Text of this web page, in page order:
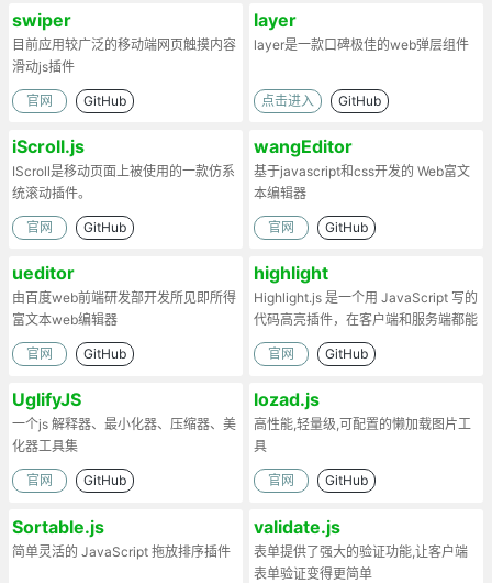
swiper
目前应用较广泛的移动端网页触摸内容
滑动js插件
官网 GitHub
layer
layer是一款口碑极佳的web弹层组件
点击进入 GitHub
iScroll.js
IScroll是移动页面上被使用的一款仿系
统滚动插件。
官网 GitHub
wangEditor
基于javascript和css开发的 Web富文
本编辑器
官网 GitHub
ueditor
由百度web前端研发部开发所见即所得
富文本web编辑器
官网 GitHub
highlight
Highlight.js 是一个用 JavaScript 写的
代码高亮插件，在客户端和服务端都能
工作。
官网 GitHub
UglifyJS
一个js 解释器、最小化器、压缩器、美
化器工具集
官网 GitHub
lozad.js
高性能,轻量级,可配置的懒加载图片工
具
官网 GitHub
Sortable.js
简单灵活的 JavaScript 拖放排序插件
validate.js
表单提供了强大的验证功能,让客户端
表单验证变得更简单